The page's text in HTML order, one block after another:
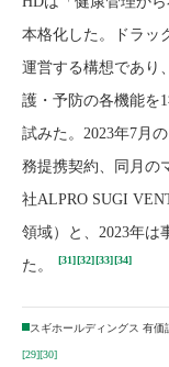
本格化した。ドラッ
運営する構想であり
護・予防の各機能を
試みた。2023年7月
務提携契約、同月の
社ALPRO SUGI
領域）と、2023年は
た。
[31][32][33][34]
スギホールディングス 有価
[29][30]